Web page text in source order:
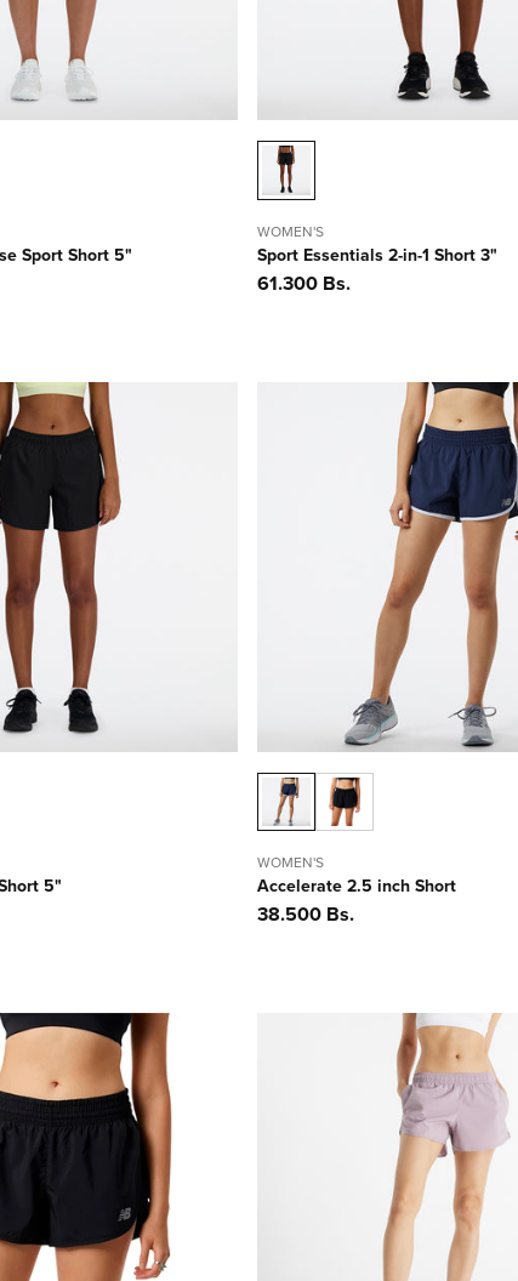
Sport Short 5"
WOMEN'S
Sport Essentials 2-in-1 Short 3"
Precio
61.300 Bs.
5"
WOMEN'S
Accelerate 2.5 inch Short
Precio
38.500 Bs.